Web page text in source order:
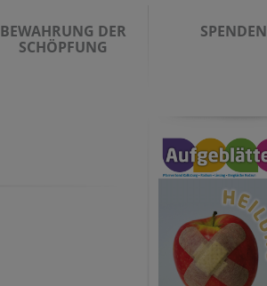
BEWAHRUNG DER
SCHÖPFUNG
SPENDEN